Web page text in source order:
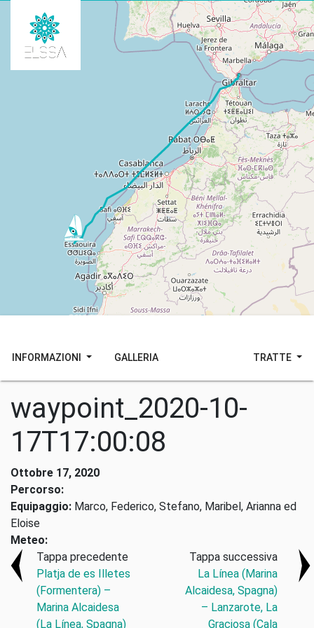
INFORMAZIONI GALLERIA TRATTE
waypoint_2020-10-
17T17:00:08
Ottobre 17, 2020
Percorso:
Equipaggio: Marco, Federico, Stefano, Maribel, Arianna ed
Eloise
Meteo:
Tappa precedente
Platja de es Illetes
(Formentera) –
Marina Alcaidesa
(La Línea, Spagna)
Tappa successiva
La Línea (Marina
Alcaidesa, Spagna)
– Lanzarote, La
Graciosa (Cala